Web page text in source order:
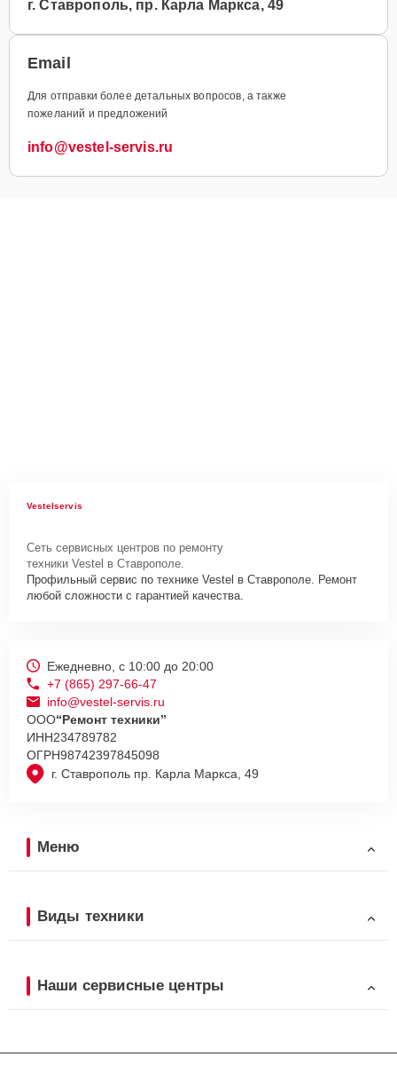
г. Ставрополь, пр. Карла Маркса, 49
Email
Для отправки более детальных вопросов, а также
пожеланий и предложений
info@vestel-servis.ru
Vestelservis
Сеть сервисных центров по ремонту
техники Vestel в Ставрополе.
Профильный сервис по технике Vestel в Ставрополе. Ремонт
любой сложности с гарантией качества.
г. Ставрополь пр. Карла Маркса, 49
Ежедневно, с 10:00 до 20:00
+7 (865) 297-66-47
info@vestel-servis.ru
ООО“Ремонт техники”
ИНН234789782
ОГРН98742397845098
Меню
Виды техники
Наши сервисные центры